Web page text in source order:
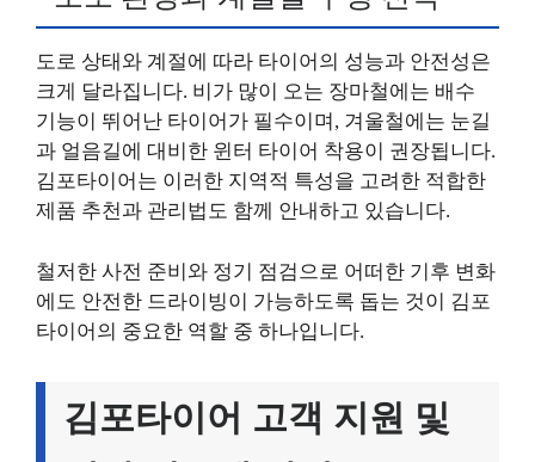
도로 상태와 계절에 따라 타이어의 성능과 안전성은
크게 달라집니다. 비가 많이 오는 장마철에는 배수
기능이 뛰어난 타이어가 필수이며, 겨울철에는 눈길
과 얼음길에 대비한 윈터 타이어 착용이 권장됩니다.
김포타이어는 이러한 지역적 특성을 고려한 적합한
제품 추천과 관리법도 함께 안내하고 있습니다.
철저한 사전 준비와 정기 점검으로 어떠한 기후 변화
에도 안전한 드라이빙이 가능하도록 돕는 것이 김포
타이어의 중요한 역할 중 하나입니다.
김포타이어 고객 지원 및